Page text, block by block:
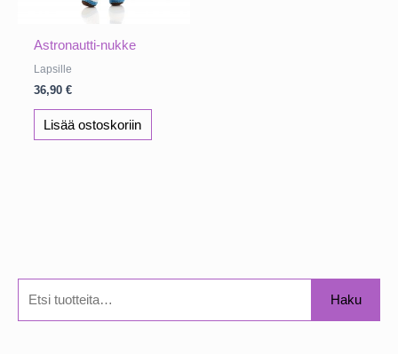
Haku
Astronautti-nukke
Lapsille
36,90 €
Lisää ostoskoriin